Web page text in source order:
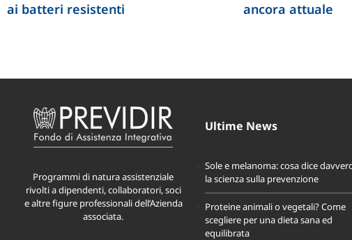
ai batteri resistenti
ancora attuale
Programmi di natura assistenziale
rivolti a dipendenti, collaboratori, soci
e altre figure professionali dell’Azienda
associata.
Ultime News
Sole e melanoma: cosa dice
la scienza sulla prevenzione
Proteine animali o vegetali? Come
scegliere per una dieta sana ed
equilibrata